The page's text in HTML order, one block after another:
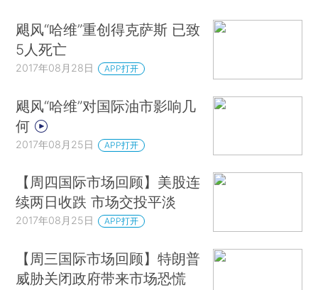
飓风“哈维”重创得克萨斯 已致
5人死亡
2017年08月28日 APP打开
飓风“哈维”对国际油市影响几
何
2017年08月25日 APP打开
【周四国际市场回顾】美股连
续两日收跌 市场交投平淡
2017年08月25日 APP打开
【周三国际市场回顾】特朗普
威胁关闭政府带来市场恐慌